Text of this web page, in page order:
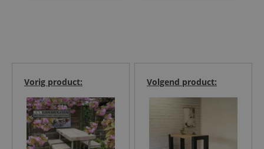
Volgend product:
Vorig product: